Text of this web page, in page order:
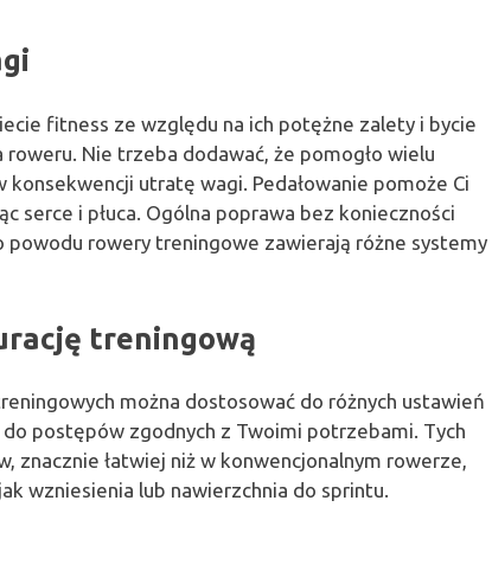
fitness ze względu na ich potężne zalety i bycie
Nie trzeba dodawać, że pomogło wielu
utratę wagi. Pedałowanie pomoże Ci
serce i płuca. Ogólna poprawa bez konieczności
rowery treningowe zawierają różne systemy
treningową
można dostosować do różnych ustawień
postępów zgodnych z Twoimi potrzebami. Tych
znacznie łatwiej niż w konwencjonalnym rowerze,
wzniesienia lub nawierzchnia do sprintu.